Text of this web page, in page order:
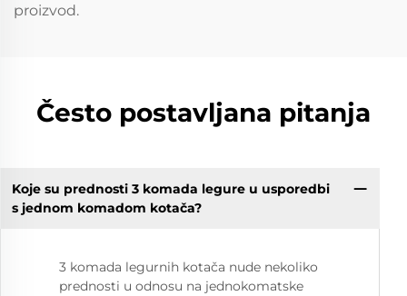
proizvod.
Često postavljana pitanja
Koje su prednosti 3 komada legure u usporedbi
s jednom komadom kotača?
3 komada legurnih kotača nude nekoliko
prednosti u odnosu na jednokomatske